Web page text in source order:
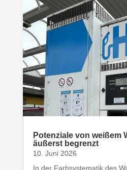
Poten­ziale von weißem
äußerst begrenzt
10. Juni 2026
In der Farb­sys­te­matik des